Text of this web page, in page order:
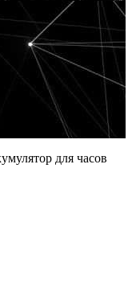
для часов